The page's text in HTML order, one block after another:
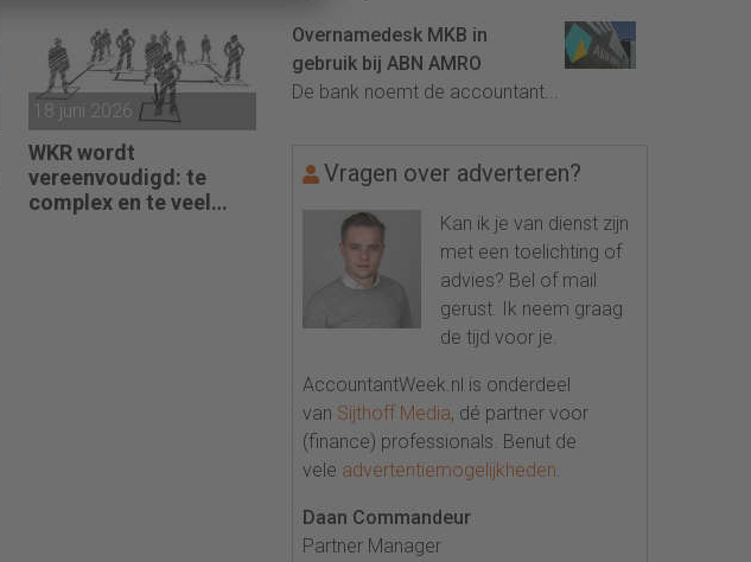
18 juni 2026
WKR wordt
vereenvoudigd: te
complex en te veel
Overnamedesk MKB in
gebruik bij ABN AMRO
De bank noemt de accountant...
Vragen over adverteren?
Kan ik je van dienst zijn
met een toelichting of
advies? Bel of mail
gerust. Ik neem graag
de tijd voor je.
AccountantWeek.nl is onderdeel
van Sijthoff Media, dé partner voor
(finance) professionals. Benut de
vele advertentiemogelijkheden.
Daan Commandeur
Partner Manager